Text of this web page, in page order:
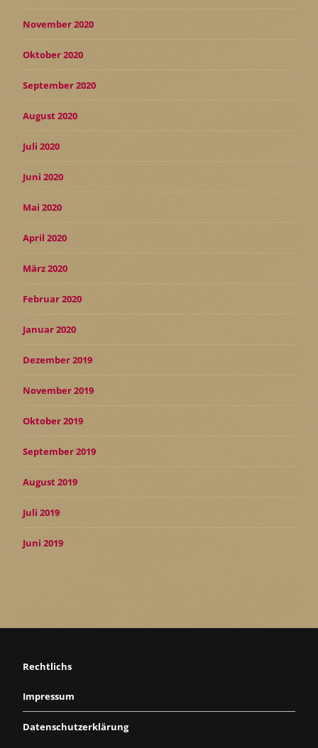
November 2020
Oktober 2020
September 2020
August 2020
Juli 2020
Juni 2020
Mai 2020
April 2020
März 2020
Februar 2020
Januar 2020
Dezember 2019
November 2019
Oktober 2019
September 2019
August 2019
Juli 2019
Juni 2019
Rechtlichs
Impressum
Datenschutzerklärung